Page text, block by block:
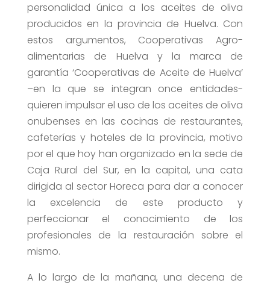
personalidad única a los aceites de oliva
producidos en la provincia de Huelva. Con
estos argumentos, Cooperativas Agro-
alimentarias de Huelva y la marca de
garantía ‘Cooperativas de Aceite de Huelva’
–en la que se integran once entidades-
quieren impulsar el uso de los aceites de oliva
onubenses en las cocinas de restaurantes,
cafeterías y hoteles de la provincia, motivo
por el que hoy han organizado en la sede de
Caja Rural del Sur, en la capital, una cata
dirigida al sector Horeca para dar a conocer
la excelencia de este producto y
perfeccionar el conocimiento de los
profesionales de la restauración sobre el
mismo.
A lo largo de la mañana, una decena de